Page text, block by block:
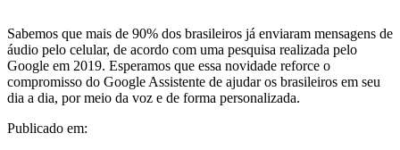
Sabemos que mais de 90% dos brasileiros já enviaram mensagens de
áudio pelo celular, de acordo com uma pesquisa realizada pelo
Google em 2019. Esperamos que essa novidade reforce o
compromisso do Google Assistente de ajudar os brasileiros em seu
dia a dia, por meio da voz e de forma personalizada.
Publicado em: